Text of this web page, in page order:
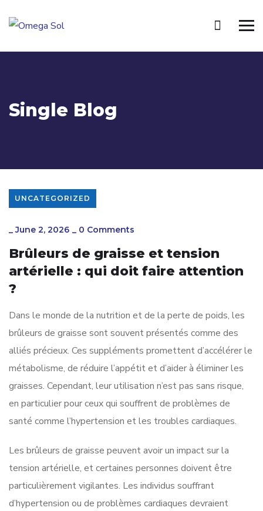
Single Blog
UNCATEGORIZED
_June 2, 2026 _ 0 Comments
Brûleurs de graisse et tension
artérielle : qui doit faire attention
?
Dans le monde de la nutrition et de la perte de poids, les
brûleurs de graisse sont souvent présentés comme des
alliés précieux. Ces suppléments promettent d’accélérer le
métabolisme, de réduire l’appétit et d’aider à éliminer les
graisses. Cependant, leur utilisation n’est pas sans risque,
en particulier pour ceux qui souffrent de problèmes de
santé comme l’hypertension et les troubles cardiaques.
Les brûleurs de graisse peuvent avoir un impact sur la
tension artérielle, et certaines personnes doivent être
particulièrement vigilantes. Les individus souffrant
d’hypertension ou de problèmes cardiaques devraient